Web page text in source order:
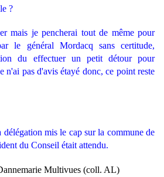
?
mais je pencherai tout de même pour
le général Mordacq sans certitude,
du effectuer un petit détour pour
n'ai pas d'avis étayé donc, ce point reste
délégation mis le cap sur la commune de
du Conseil était attendu.
Multivues (coll. AL)